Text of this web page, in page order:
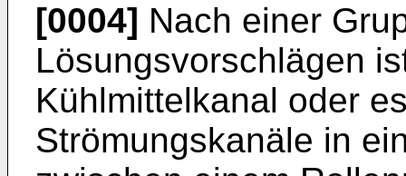
[0004] Nach einer
Lösungsvorschlägen
Kühlmittelkanal oder
Strömungskanäle in